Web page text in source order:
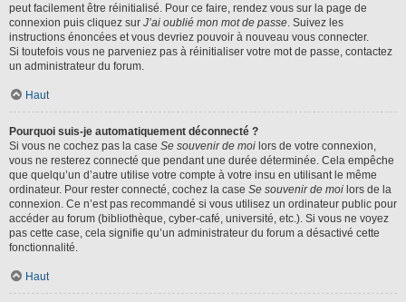
peut facilement être réinitialisé. Pour ce faire, rendez vous sur la page de
connexion puis cliquez sur J’ai oublié mon mot de passe. Suivez les
instructions énoncées et vous devriez pouvoir à nouveau vous connecter.
Si toutefois vous ne parveniez pas à réinitialiser votre mot de passe, contactez
un administrateur du forum.
Haut
Pourquoi suis-je automatiquement déconnecté ?
Si vous ne cochez pas la case Se souvenir de moi lors de votre connexion,
vous ne resterez connecté que pendant une durée déterminée. Cela empêche
que quelqu’un d’autre utilise votre compte à votre insu en utilisant le même
ordinateur. Pour rester connecté, cochez la case Se souvenir de moi lors de la
connexion. Ce n’est pas recommandé si vous utilisez un ordinateur public pour
accéder au forum (bibliothèque, cyber-café, université, etc.). Si vous ne voyez
pas cette case, cela signifie qu’un administrateur du forum a désactivé cette
fonctionnalité.
Haut